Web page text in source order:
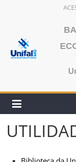
conteúdo